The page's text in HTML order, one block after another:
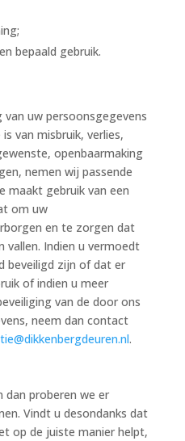
bepaald gebruik.
uw persoonsgegevens
van misbruik, verlies,
openbaarmaking
nemen wij passende
maakt gebruik van een
om uw
en te zorgen dat
vallen. Indien u vermoedt
beveiligd zijn of dat er
of indien u meer
van de door ons
neem dan contact
.
dan proberen we er
Vindt u desondanks dat
op de juiste manier helpt,